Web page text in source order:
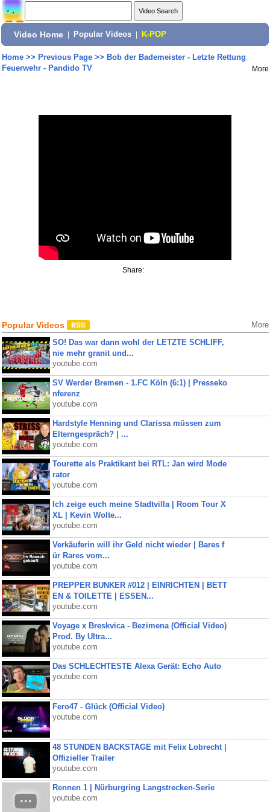
Video Home Popular Videos K-POP
Home>> Previous Page>> Bob der Bademeister - Letzte Rettung
Feuerwehr - Pandido TV
More
Share:
Popular Videos More
SO! Das war dann wohl der LETZTE SCHLIFF,
nie mehr granit und...
youtube.com
SV Werder Bremen - 1.FC Köln (6:1) | Presseko
nferenz
youtube.com
Hardstyle Henning und Clarissa müssen zum
Elterngespräch? | ...
youtube.com
Tourette als Praktikant bei RTL: Jan wird Mode
rator
youtube.com
Ich zeige euch meine Stadtvilla | Room Tour X
XL | Kevin Wolte...
youtube.com
Verkäuferin will ihr Geld nicht wieder | Bares f
ür Rares vom...
youtube.com
PREPPER BUNKER #012 | EINRICHTEN | BETT
EN & TOILETTE | ESSEN...
youtube.com
Voyage x Breskvica - Bezimena (Official Video)
Prod. By Ultra...
youtube.com
Das SCHLECHTESTE Alexa Gerät: Echo Auto
youtube.com
Fero47 - Glück (Official Video)
youtube.com
48 STUNDEN BACKSTAGE mit Felix Lobrecht |
Offizieller Trailer
youtube.com
Rennen 1 | Nürburgring Langstrecken-Serie
youtube.com